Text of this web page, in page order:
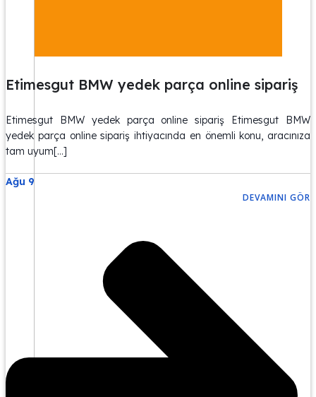
Etimesgut BMW yedek parça online sipariş
Etimesgut BMW yedek parça online sipariş Etimesgut BMW
yedek parça online sipariş ihtiyacında en önemli konu, aracınıza
tam uyum[…]
Ağu 9
DEVAMINI GÖR